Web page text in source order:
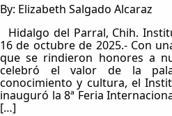
By: Elizabeth Salgado Alcaraz
Hidalgo del Parral, Chih.
16 de octubre de 2025.- Con
que se rindieron honores a
celebró el valor de la
conocimiento y cultura, el
inauguró la 8ª Feria
[…]